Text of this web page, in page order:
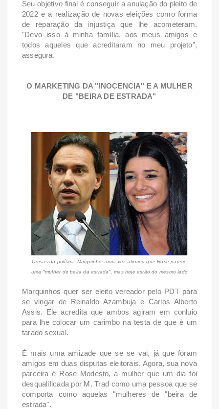
Seu objetivo final é conseguir a anulação do pleito de
2022 e a realização de novas eleições como forma
de reparação da injustiça que lhe acometeram.
"Devo isso à minha família, aos meus amigos e
todos aqueles que acreditaram no meu projeto",
assegura.
O MARKETING DA "INOCENCIA" E A MULHER
DE "BEIRA DE ESTRADA"
Coisas da política: Marquinhos uma vez afirmou que Rose parece
uma "mulher de beira da estrada", mas hoje estão do mesmo lado
Marquinhos quer ser eleito vereador pelo PDT para
se vingar de Reinaldo Azambuja e Carlos Alberto
Assis. Ele acredita que ambos agiram em conluio
para lhe colocar um carimbo na testa de que é um
tarado sexual.
É mais uma amizade que se se vai, já que foram
amigos em duas disputas eleitorais. Agora, sua nova
parceira é Rose Modesto, a mulher que um dia foi
desqualificada por M. Trad como uma pessoa que se
comporta como aquelas "mulheres de "beira de
estrada".